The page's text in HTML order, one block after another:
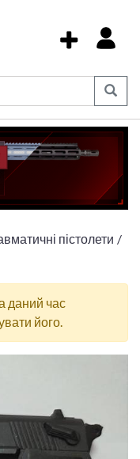
пістолети
даний час
його.